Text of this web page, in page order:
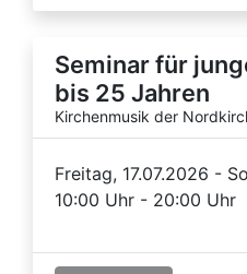
Seminar für
bis 25 Jahren
Kirchenmusik der
Freitag, 17.07.2026 -
10:00 Uhr - 20:00 Uhr